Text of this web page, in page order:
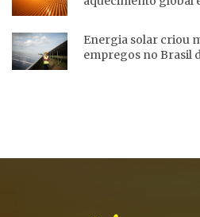
Energia solar criou
empregos no Brasil